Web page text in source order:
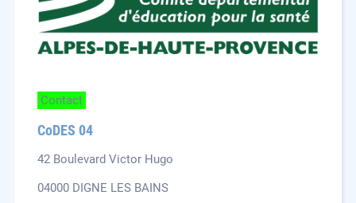
Contact
CoDES 04
42 Boulevard Victor Hugo
04000 DIGNE LES BAINS